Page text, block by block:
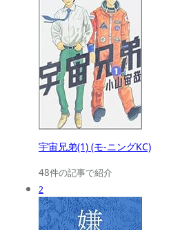
宇宙兄弟(1) (モ-ニングKC)
48件の記事で紹介
2